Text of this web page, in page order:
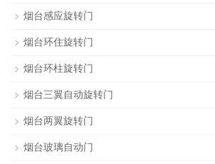
烟台感应旋转门
烟台环住旋转门
烟台环柱旋转门
烟台三翼自动旋转门
烟台两翼旋转门
烟台玻璃自动门